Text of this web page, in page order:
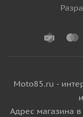
Moto85.ru -
Адрес магазина